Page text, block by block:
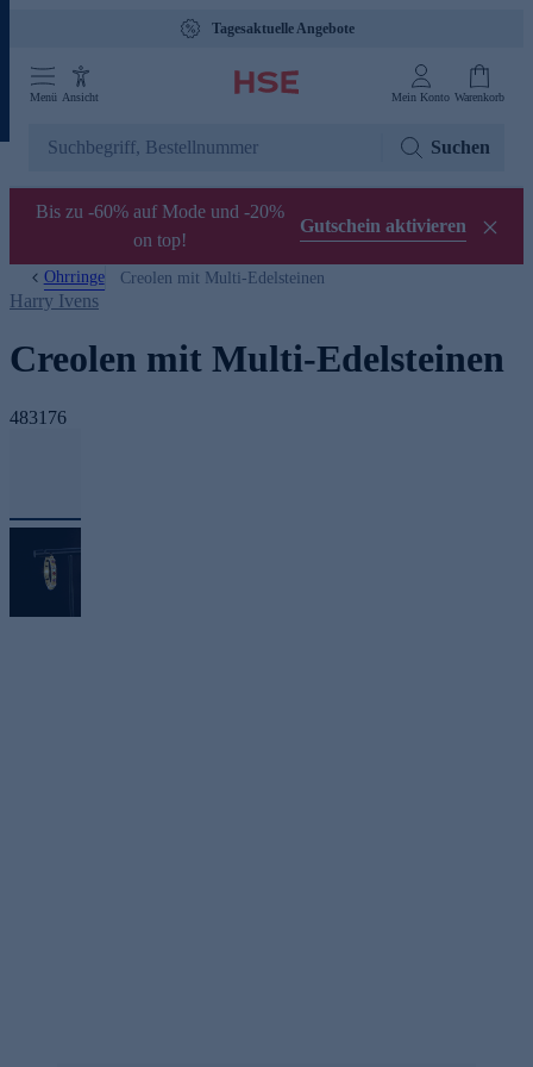
Tagesaktuelle Angebote
Menü Ansicht Mein Konto Warenkorb
Suchen
Bis zu -60% auf Mode und -20%
on top!
Gutschein aktivieren
Ohrringe Creolen mit Multi-Edelsteinen
Harry Ivens
Creolen mit Multi-Edelsteinen
483176